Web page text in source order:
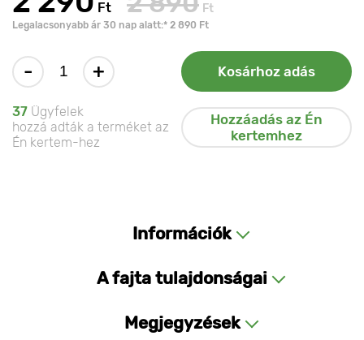
Ft Ft
Legalacsonyabb ár 30 nap alatt:* 2 890 Ft
- + Kosárhoz adás
37 Ügyfelek
hozzá adták a terméket az
Én kertem-hez
Hozzáadás az Én
kertemhez
Információk
A fajta tulajdonságai
Megjegyzések